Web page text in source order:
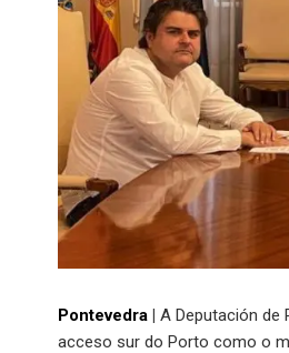
Pontevedra | A Deputación de
acceso sur do Porto como o